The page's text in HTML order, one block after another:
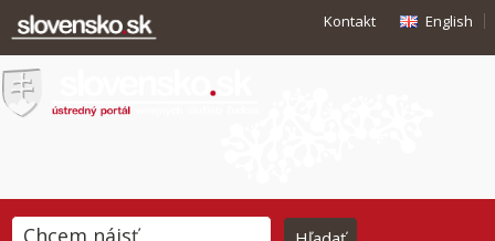
Kontakt English